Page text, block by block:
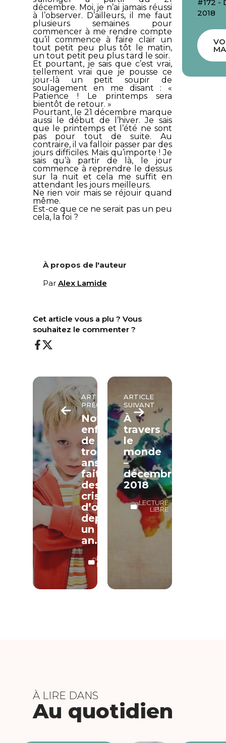
décembre. Moi, je n’ai jamais réussi
à l’observer. D’ailleurs, il me faut
plusieurs semaines pour
commencer à me rendre compte
qu’il commence à faire clair un
tout petit peu plus tôt le matin,
un tout petit peu plus tard le soir.
Et pourtant, je sais que c’est vrai,
tellement vrai que je pousse ce
jour-là un petit soupir de
soulagement en me disant : «
Patience ! Le printemps sera
bientôt de retour. »
Pourtant, le 21 décembre marque
aussi le début de l’hiver. Je sais
que le printemps et l’été ne sont
pas pour tout de suite. Au
contraire, il va falloir passer par des
jours difficiles. Mais qu’importe ! Je
sais qu’à partir de là, le jour
commence à reprendre le dessus
sur la nuit et cela me suffit en
attendant les jours meilleurs.
Ne rien voir mais se réjouir quand
même.
Est-ce que ce ne serait pas un peu
cela, la foi ?
À propos de l'auteur
Par Alex Lamide
Cet article vous a plu ? Vous
souhaitez le commenter ?
ARTICLE
PRÉCÉDENT
Notre
enfant
de
trois
ans
fait
des
crises
d’opposition
depuis
un
an.
LECTURE
LIBRE
ARTICLE
SUIVANT
À
travers
le
monde
–
décembre
2018
LECTURE
LIBRE
#172 -
2018
À LIRE DANS
Au quotidien